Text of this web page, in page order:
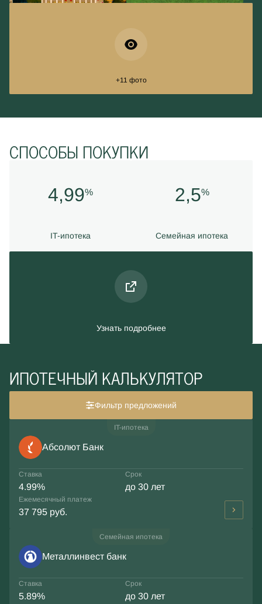
+11 фото
СПОСОБЫ ПОКУПКИ
4,99%
IT-ипотека
2,5%
Семейная ипотека
Узнать подробнее
ИПОТЕЧНЫЙ КАЛЬКУЛЯТОР
Фильтр предложений
IT-ипотека
Абсолют Банк
Ставка
4.99%
Срок
до 30 лет
Ежемесячный платеж
37 795 руб.
Семейная ипотека
Металлинвест банк
Ставка
5.89%
Срок
до 30 лет